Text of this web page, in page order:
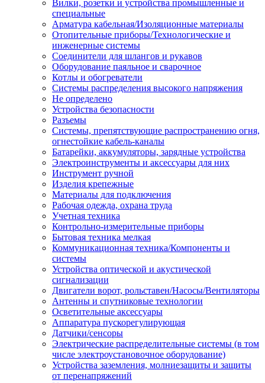
Вилки, розетки и устройства промышленные и
специальные
Арматура кабельная/Изоляционные материалы
Отопительные приборы/Технологические и
инженерные системы
Соединители для шлангов и рукавов
Оборудование паяльное и сварочное
Котлы и обогреватели
Системы распределения высокого напряжения
Не определено
Устройства безопасности
Разъемы
Системы, препятствующие распространению огня,
огнестойкие кабель-каналы
Батарейки, аккумуляторы, зарядные устройства
Электроинструменты и аксессуары для них
Инструмент ручной
Изделия крепежные
Материалы для подключения
Рабочая одежда, охрана труда
Учетная техника
Контрольно-измерительные приборы
Бытовая техника мелкая
Коммуникационная техника/Компоненты и
системы
Устройства оптической и акустической
сигнализации
Двигатели ворот, рольставен/Насосы/Вентиляторы
Антенны и спутниковые технологии
Осветительные аксессуары
Аппаратура пускорегулирующая
Датчики/сенсоры
Электрические распределительные системы (в том
числе электроустановочное оборудование)
Устройства заземления, молниезащиты и защиты
от перенапряжений